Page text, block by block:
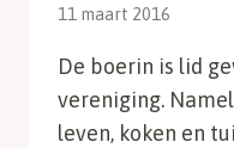
11 maart 2016
De boerin is lid
vereniging.
leven, koken en